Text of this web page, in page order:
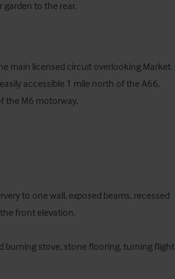
to the rear.
main licensed circuit overlooking Market
accessible 1 mile north of the A66,
the M6 motorway.
to one wall, exposed beams, recessed
front elevation.
burning stove, stone flooring, turning flight